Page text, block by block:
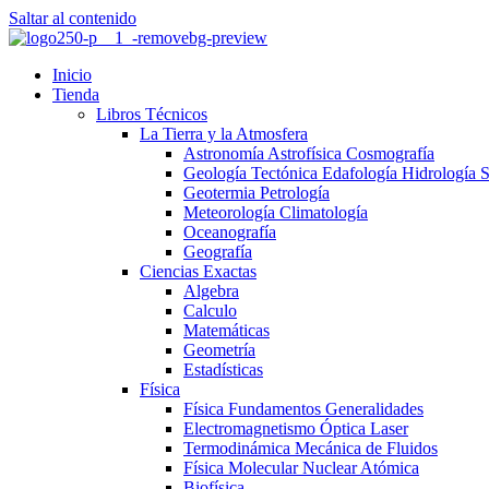
Saltar al contenido
Inicio
Tienda
Libros Técnicos
La Tierra y la Atmosfera
Astronomía Astrofísica Cosmografía
Geología Tectónica Edafología Hidrología
Geotermia Petrología
Meteorología Climatología
Oceanografía
Geografía
Ciencias Exactas
Algebra
Calculo
Matemáticas
Geometría
Estadísticas
Física
Física Fundamentos Generalidades
Electromagnetismo Óptica Laser
Termodinámica Mecánica de Fluidos
Física Molecular Nuclear Atómica